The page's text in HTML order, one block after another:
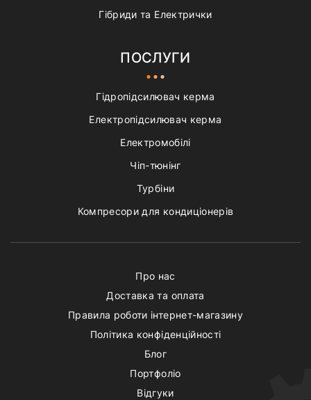
Гібриди та Електрички
ПОСЛУГИ
Гідропідсилювач керма
Електропідсилювач керма
Електромобілі
Чіп-тюнінг
Турбіни
Компресори для кондиціонерів
Про нас
Доставка та оплата
Правила роботи інтернет-магазину
Політика конфіденційності
Блог
Портфоліо
Відгуки